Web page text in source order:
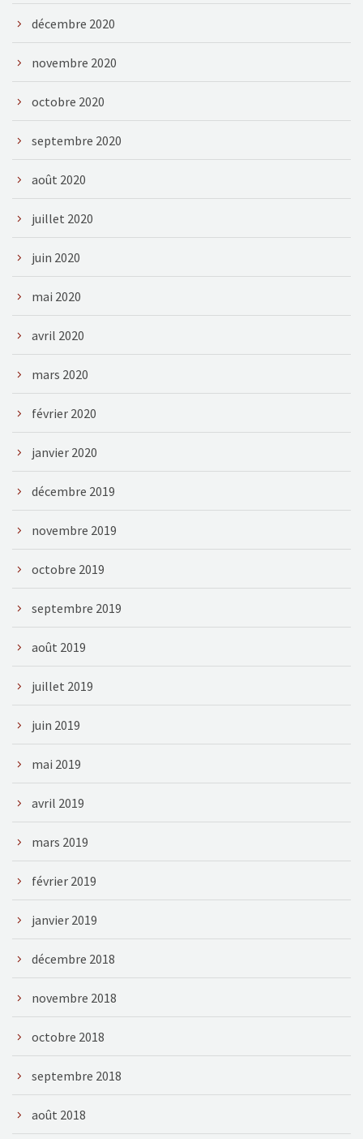
décembre 2020
novembre 2020
octobre 2020
septembre 2020
août 2020
juillet 2020
juin 2020
mai 2020
avril 2020
mars 2020
février 2020
janvier 2020
décembre 2019
novembre 2019
octobre 2019
septembre 2019
août 2019
juillet 2019
juin 2019
mai 2019
avril 2019
mars 2019
février 2019
janvier 2019
décembre 2018
novembre 2018
octobre 2018
septembre 2018
août 2018